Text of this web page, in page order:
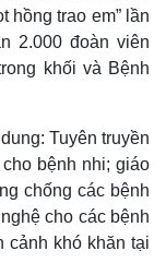
hồng trao em” lần
2.000 đoàn viên
khối và Bệnh
Tuyên truyền
bệnh nhi; giáo
chống các bệnh
cho các bệnh
cảnh khó khăn tại